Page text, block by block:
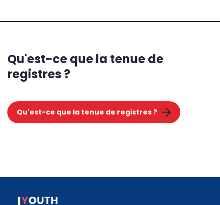
Qu'est-ce que la tenue de
registres ?
Qu'est-ce que la tenue de registres ?